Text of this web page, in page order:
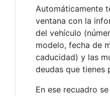
Automáticamente
ventana con la
del vehículo
modelo, fecha de
caducidad) y las
deudas que tienes
En ese recuadro